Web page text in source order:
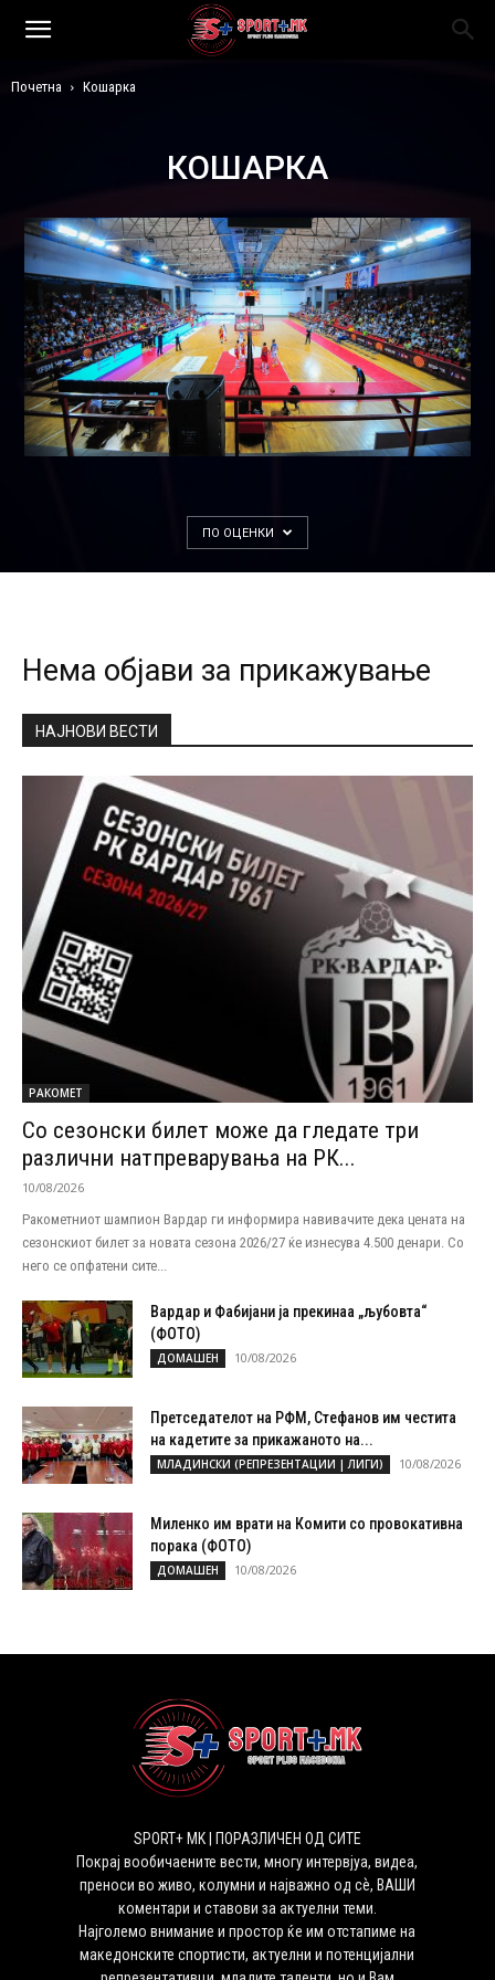
Почетна Кошарка
КОШАРКА
ПО ОЦЕНКИ
Нема објави за прикажување
НАЈНОВИ ВЕСТИ
РАКОМЕТ
Со сезонски билет може да гледате три
различни натпреварувања на РК...
10/08/2026
Ракометниот шампион Вардар ги информира навивачите дека цената на
сезонскиот билет за новата сезона 2026/27 ќе изнесува 4.500 денари. Со
него се опфатени сите...
Вардар и Фабијани ја прекинаа „љубовта“
(ФОТО)
ДОМАШЕН 10/08/2026
Претседателот на РФМ, Стефанов им честита
на кадетите за прикажаното на...
МЛАДИНСКИ (РЕПРЕЗЕНТАЦИИ | ЛИГИ) 10/08/2026
Миленко им врати на Комити со провокативна
порака (ФОТО)
ДОМАШЕН 10/08/2026
SPORT+ MK | ПОРАЗЛИЧЕН ОД СИТЕ
Покрај вообичаените вести, многу интервјуа, видеа,
преноси во живо, колумни и најважно од сѐ, ВАШИ
коментари и ставови за актуелни теми.
Најголемо внимание и простор ќе им отстапиме на
македонските спортисти, актуелни и потенцијални